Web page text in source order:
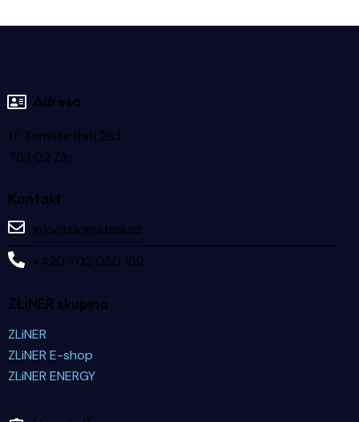
Adresa
tř. Tomáše Bati 283
763 02 Zlín
Kontakt
info@zlinersteel.cz
+420 702 050 169
ZLiNER skupina
ZLiNER
ZLiNER E-shop
ZLiNER ENERGY